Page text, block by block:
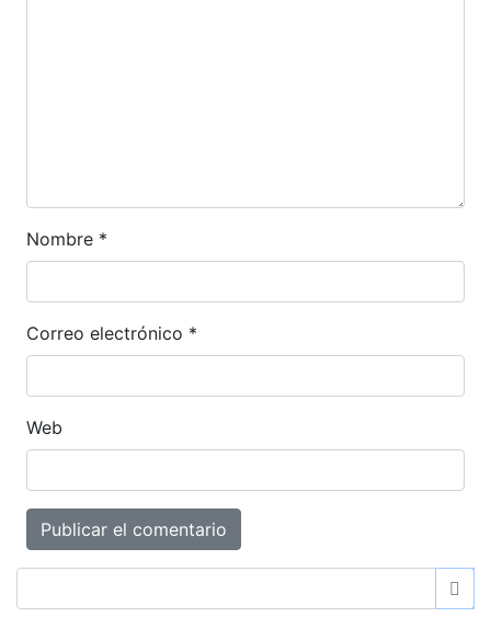
Nombre *
Correo electrónico *
Web